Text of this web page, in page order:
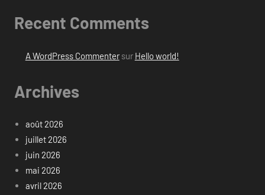
Recent Comments
A WordPress Commentersur Hello world!
Archives
août 2026
juillet 2026
juin 2026
mai 2026
avril 2026